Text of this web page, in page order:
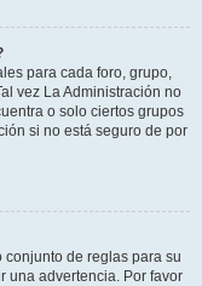
para cada foro, grupo,
vez La Administración no
o solo ciertos grupos
si no está seguro de por
de reglas para su
una advertencia. Por favor